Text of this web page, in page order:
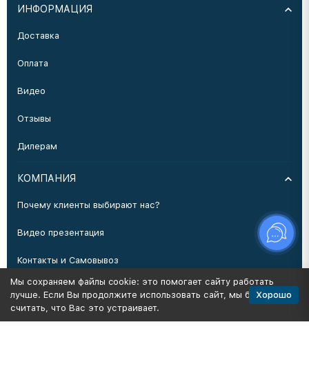
ИНФОРМАЦИЯ
Доставка
Оплата
Видео
Отзывы
Дилерам
КОМПАНИЯ
Почему клиенты выбирают нас?
Видео презентация
Контакты и Самовывоз
Производство
Мы сохраняем файлы cookie: это помогает сайту работать
лучше. Если Вы продолжите использовать сайт, мы будем
считать, что Вас это устраивает.
Хорошо